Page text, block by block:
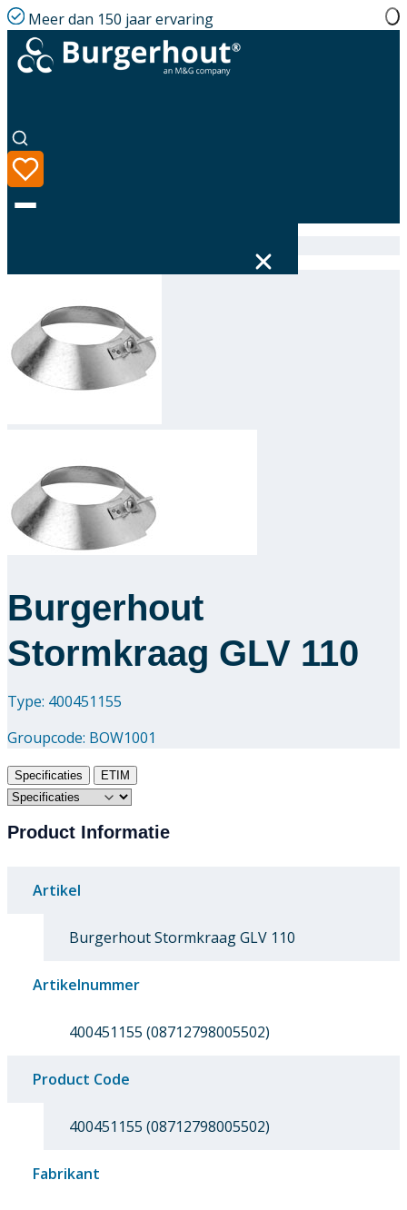
Meer dan 150 jaar ervaring
Taal
Assortiment
Oplossingen
Academy
Over ons
Burgerhout
Stormkraag GLV 110
Type: 400451155
Groupcode: BOW1001
Specificaties ETIM
Product Informatie
Artikel
Burgerhout Stormkraag GLV 110
Artikelnummer
400451155 (08712798005502)
Product Code
400451155 (08712798005502)
Fabrikant